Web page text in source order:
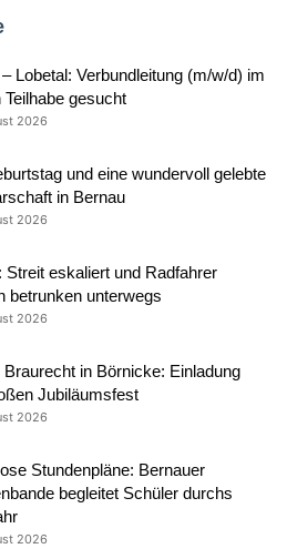
Lobetal: Verbundleitung (m/w/d) im
Teilhabe gesucht
2026
und eine wundervoll gelebte
in Bernau
2026
Streit eskaliert und Radfahrer
betrunken unterwegs
2026
Braurecht in Börnicke: Einladung
Jubiläumsfest
2026
Stundenpläne: Bernauer
begleitet Schüler durchs
2026